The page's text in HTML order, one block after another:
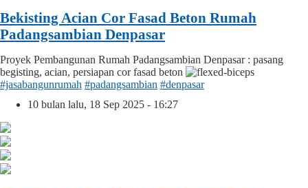
Bekisting Acian Cor Fasad Beton Rumah
Padangsambian Denpasar
Proyek Pembangunan Rumah Padangsambian Denpasar : pasang
begisting, acian, persiapan cor fasad beton
#jasabangunrumah #padangsambian #denpasar
10 bulan lalu, 18 Sep 2025 - 16:27